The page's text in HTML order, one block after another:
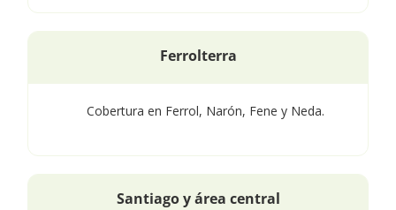
Ferrolterra
Cobertura en Ferrol, Narón, Fene y Neda.
Santiago y área central